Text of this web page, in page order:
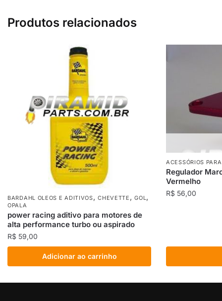
Produtos relacionados
BARDAHL OLEOS E ADITIVOS,CHEVETTE ,GOL,
OPALA
power racing aditivo para motores de
alta performance turbo ou aspirado
R$ 59,00
Adicionar ao carrinho
ACESSÓRIOS
Regulador
Vermelho
R$ 56,00